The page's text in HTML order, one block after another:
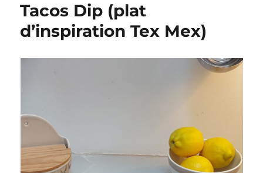
Tacos Dip (plat
d’inspiration Tex Mex)